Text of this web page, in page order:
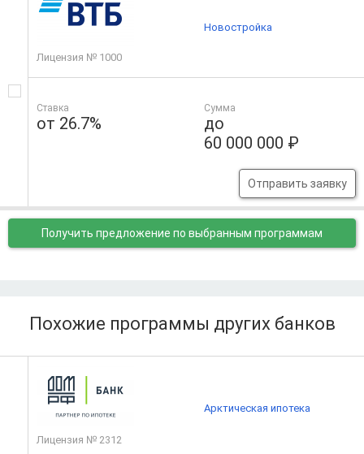
Лицензия № 1000
Ставка
от 26.7%
Сумма
до
60 000 000 ₽
Отправить заявку
Новостройка
Получить предложение по выбранным программам
Похожие программы других банков
Лицензия № 2312
Арктическая ипотека